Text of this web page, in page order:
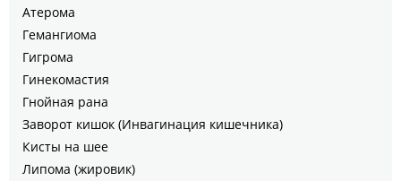
Атерома
Гемангиома
Гигрома
Гинекомастия
Гнойная рана
Заворот кишок (Инвагинация кишечника)
Кисты на шее
Липома (жировик)